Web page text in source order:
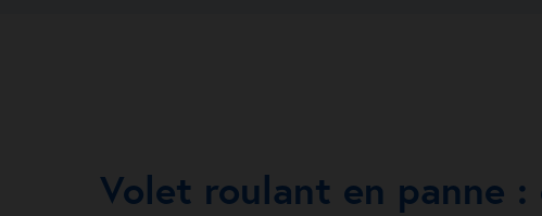
Volet roulant en panne :